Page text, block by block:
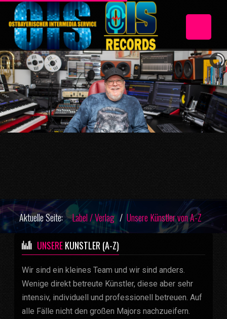
Aktuelle Seite: Label / Verlag Unsere Künstler von A-Z
UNSEREKÜNSTLER (A-Z)
Wir sind ein kleines Team und wir sind anders.
Wenige direkt betreute Künstler, diese aber sehr
intensiv, individuell und professionell betreuen. Auf
alle Fälle nicht den großen Majors nachzueifern.